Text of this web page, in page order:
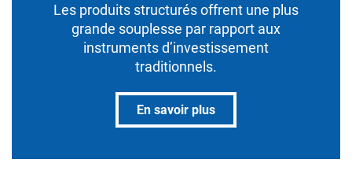
Les produits structurés offrent une plus
grande souplesse par rapport aux
instruments d’investissement
traditionnels.
En savoir plus